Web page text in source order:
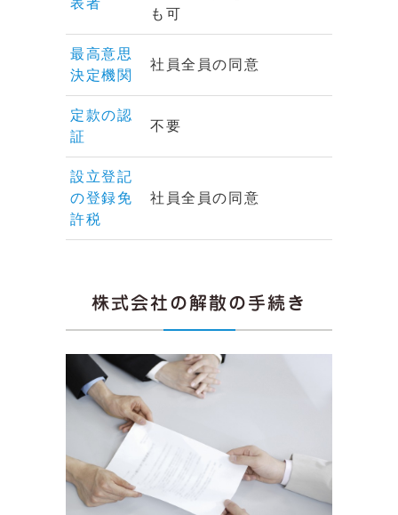
表者
も可
最高意思
決定機関
社員全員の同意
定款の認
証
不要
設立登記
の登録免
許税
社員全員の同意
株式会社の解散の手続き